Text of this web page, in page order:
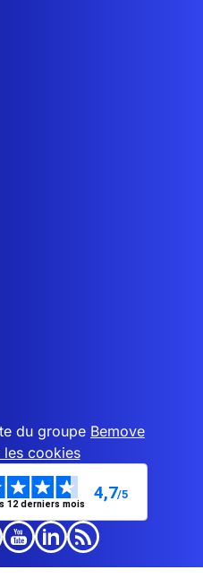
du groupe Bemove
les cookies
12 derniers mois
4,7/5